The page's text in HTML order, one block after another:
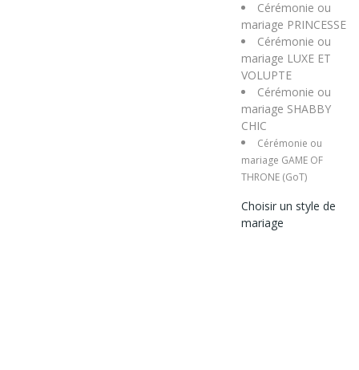
Cérémonie ou
mariage PRINCESSE
Cérémonie ou
mariage LUXE ET
VOLUPTE
Cérémonie ou
mariage SHABBY
CHIC
Cérémonie ou
mariage GAME OF
THRONE (GoT)
Choisir un style de
mariage